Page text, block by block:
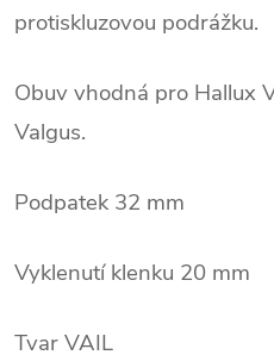
protiskluzovou podrážku.
Obuv vhodná pro Hallux
Valgus.
Podpatek 32 mm
Vyklenutí klenku 20 mm
Tvar VAIL